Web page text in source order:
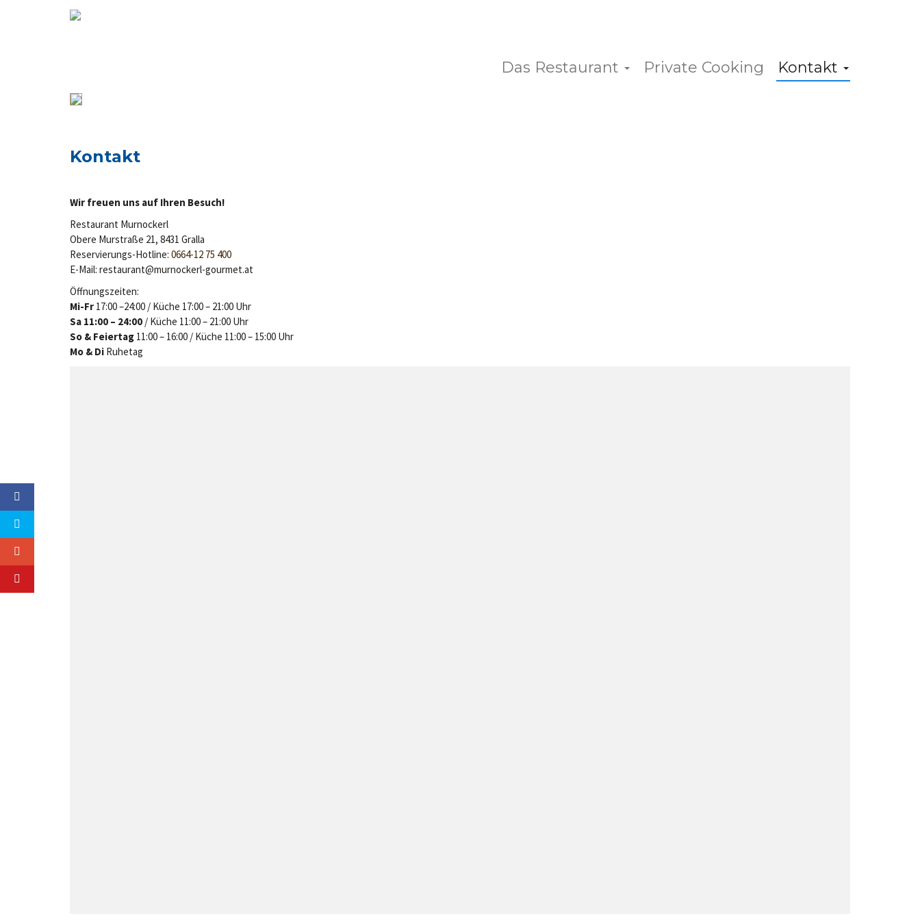
Das Restaurant Private Cooking Kontakt
Kontakt
Wir freuen uns auf Ihren Besuch!
Restaurant Murnockerl
Obere Murstraße 21, 8431 Gralla
Reservierungs-Hotline: 0664-12 75 400
E-Mail: restaurant@murnockerl-gourmet.at
Öffnungszeiten:
Mi-Fr 17:00 –24:00 / Küche 17:00 – 21:00 Uhr
Sa 11:00 – 24:00 / Küche 11:00 – 21:00 Uhr
So & Feiertag 11:00 – 16:00 / Küche 11:00 – 15:00 Uhr
Mo & Di Ruhetag